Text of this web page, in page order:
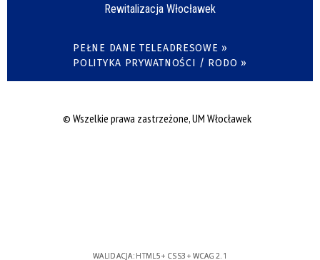
Rewitalizacja Włocławek
PEŁNE DANE TELEADRESOWE »
POLITYKA PRYWATNOŚCI / RODO »
© Wszelkie prawa zastrzeżone, UM Włocławek
WALIDACJA: HTML5+ CSS3 + WCAG 2.1